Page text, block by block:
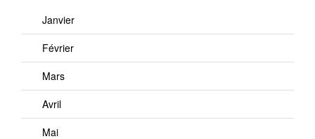
Janvier
Février
Mars
Avril
Mai